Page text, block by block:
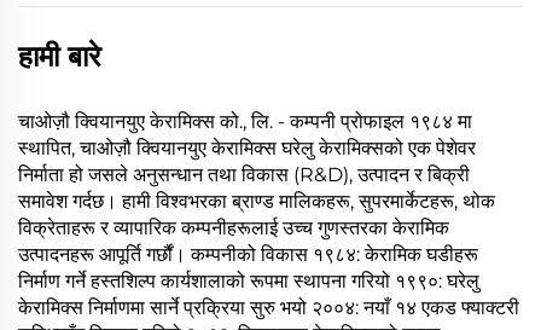
हामी बारे
चाओज़ौ क्वियानयुए केरामिक्स को., लि. - कम्पनी प्रोफाइल १९८४ मा
स्थापित, चाओज़ौ क्वियानयुए केरामिक्स घरेलु केरामिक्सको एक पेशेवर
निर्माता हो जसले अनुसन्धान तथा विकास (R&D), उत्पादन र बिक्री
समावेश गर्दछ। हामी विश्वभरका ब्राण्ड मालिकहरू, सुपरमार्केटहरू, थोक
विक्रेताहरू र व्यापारिक कम्पनीहरूलाई उच्च गुणस्तरका केरामिक
उत्पादनहरू आपूर्ति गर्छौं। कम्पनीको विकास १९८४: केरामिक घडीहरू
निर्माण गर्ने हस्तशिल्प कार्यशालाको रूपमा स्थापना गरियो १९९०: घरेलु
केरामिक्स निर्माणमा सार्ने प्रक्रिया सुरु भयो २००४: नयाँ १४ एकड फ्याक्टरी